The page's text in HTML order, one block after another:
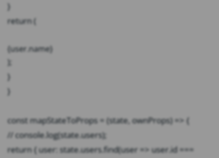
}
return (
{user.name}
);
}
}
const mapStateToProps = (state, ownProps) => {
// console.log(state.users);
return { user: state.users.find(user => user.id ===